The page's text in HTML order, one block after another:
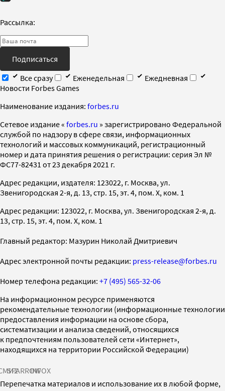
Рассылка:
Подписаться
Все сразу
Еженедельная
Ежедневная
Новости Forbes Games
Наименование издания: forbes.ru
Cетевое издание « forbes.ru » зарегистрировано Федеральной
службой по надзору в сфере связи, информационных
технологий и массовых коммуникаций, регистрационный
номер и дата принятия решения о регистрации: серия Эл №
ФС77-82431 от 23 декабря 2021 г.
Адрес редакции, издателя: 123022, г. Москва, ул.
Звенигородская 2-я, д. 13, стр. 15, эт. 4, пом. X, ком. 1
Адрес редакции: 123022, г. Москва, ул. Звенигородская 2-я, д.
13, стр. 15, эт. 4, пом. X, ком. 1
Главный редактор: Мазурин Николай Дмитриевич
Адрес электронной почты редакции: press-release@forbes.ru
Номер телефона редакции: +7 (495) 565-32-06
На информационном ресурсе применяются
рекомендательные технологии (информационные технологии
предоставления информации на основе сбора,
систематизации и анализа сведений, относящихся
к предпочтениям пользователей сети «Интернет»,
находящихся на территории Российской Федерации)
SPARROWINFOX
Перепечатка материалов и использование их в любой форме,